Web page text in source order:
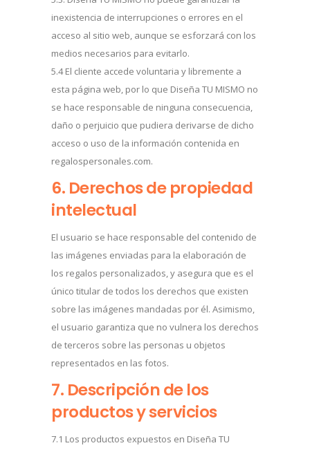
inexistencia de interrupciones o errores en el
acceso al sitio web, aunque se esforzará con los
medios necesarios para evitarlo.
5.4 El cliente accede voluntaria y libremente a
esta página web, por lo que Diseña TU MISMO no
se hace responsable de ninguna consecuencia,
daño o perjuicio que pudiera derivarse de dicho
acceso o uso de la información contenida en
regalospersonales.com.
6. Derechos de propiedad
intelectual
El usuario se hace responsable del contenido de
las imágenes enviadas para la elaboración de
los regalos personalizados, y asegura que es el
único titular de todos los derechos que existen
sobre las imágenes mandadas por él. Asimismo,
el usuario garantiza que no vulnera los derechos
de terceros sobre las personas u objetos
representados en las fotos.
7. Descripción de los
productos y servicios
7.1 Los productos expuestos en Diseña TU